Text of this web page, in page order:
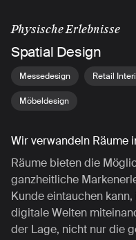
Physische Erlebnisse
Spatial Design
Messedesign Retail
Möbeldesign
Wir verwandeln Räume
Räume bieten die
ganzheitliche
Kunde eintauchen
digitale Welten
der Lage, nicht nur die